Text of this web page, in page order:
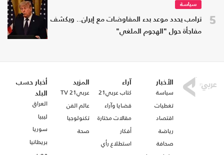
5
سياسة
ترامب يحدد موعد بدء المفاوضات مع إيران.. ويكشف
مفاجأة حول "الهجوم الملغي"
الأخبار
سياسة
تغطيات
اقتصاد
رياضة
صحافة
آراء
كتاب عربي21
قضايا وآراء
مقالات مختارة
أفكار
استطلاع رأي
المزيد
عربي21 TV
عالم الفن
تكنولوجيا
صحة
أخبار حسب
البلد
العراق
ليبيا
سوريا
بريطانيا